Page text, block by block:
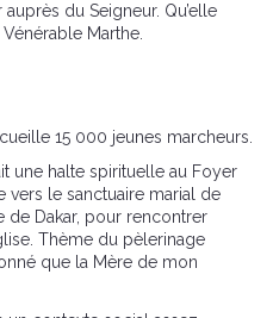
du Seigneur. Qu’elle
Marthe.
15 000 jeunes marcheurs.
une halte spirituelle au Foyer
vers le sanctuaire marial de
de Dakar, pour rencontrer
Thème du pèlerinage
que la Mère de mon